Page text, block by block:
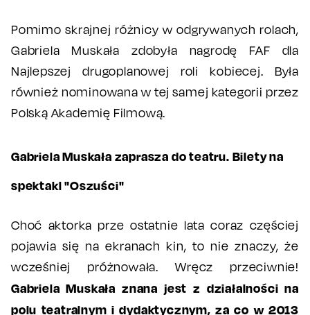
Pomimo skrajnej różnicy w odgrywanych rolach,
Gabriela Muskała zdobyła nagrodę FAF dla
Najlepszej drugoplanowej roli kobiecej. Była
również nominowana w tej samej kategorii przez
Polską Akademię Filmową.
Gabriela Muskała zaprasza do teatru. Bilety na
spektakl "Oszuści"
Choć aktorka prze ostatnie lata coraz częściej
pojawia się na ekranach kin, to nie znaczy, że
wcześniej próżnowała. Wręcz przeciwnie!
Gabriela Muskała znana jest z działalności na
polu teatralnym i dydaktycznym, za co w 2013